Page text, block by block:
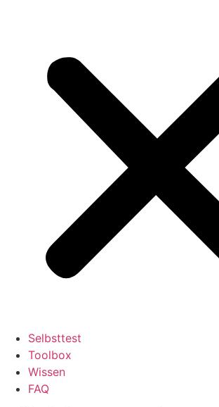
Selbsttest
Toolbox
Wissen
FAQ